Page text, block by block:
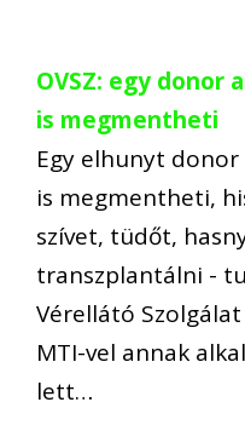
OVSZ: egy donor
is megmentheti
Egy elhunyt
is megmentheti,
szívet, tüdőt,
transzplantálni -
Vérellátó
MTI-vel annak
lett…